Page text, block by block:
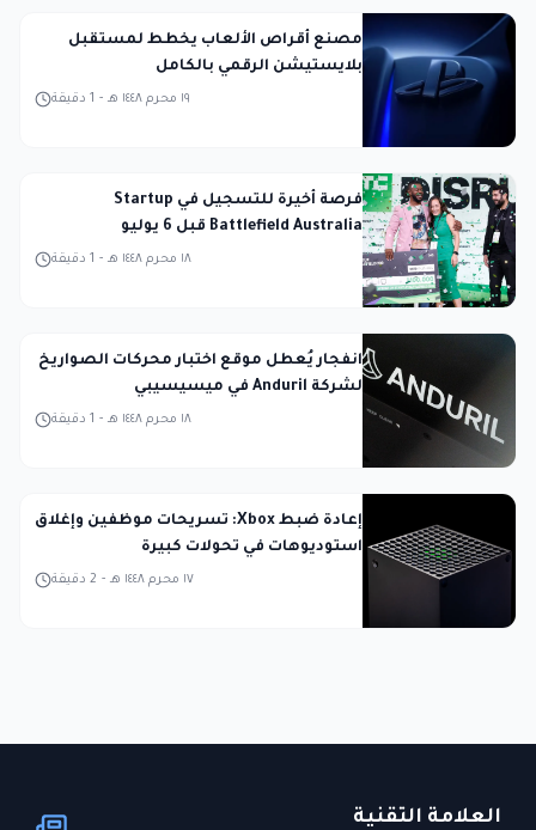
مصنع أقراص الألعاب يخطط لمستقبل
بلايستيشن الرقمي بالكامل
1 دقيقة - ١٩ محرم ١٤٤٨ هـ
فرصة أخيرة للتسجيل في Startup
Battlefield Australia قبل 6 يوليو
1 دقيقة - ١٨ محرم ١٤٤٨ هـ
انفجار يُعطل موقع اختبار محركات الصواريخ
لشركة Anduril في ميسيسيبي
1 دقيقة - ١٨ محرم ١٤٤٨ هـ
إعادة ضبط Xbox: تسريحات موظفين وإغلاق
استوديوهات في تحولات كبيرة
2 دقيقة - ١٧ محرم ١٤٤٨ هـ
العلامة التقنية